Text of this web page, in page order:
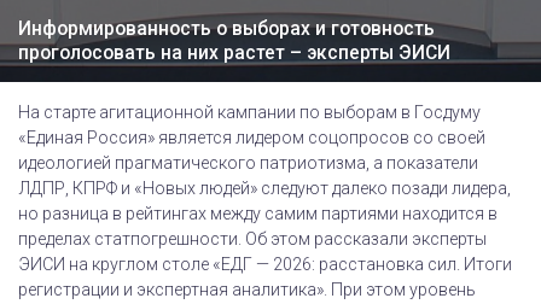
Информированность о выборах и готовность
проголосовать на них растет – эксперты ЭИСИ
На старте агитационной кампании по выборам в Госдуму
«Единая Россия» является лидером соцопросов со своей
идеологией прагматического патриотизма, а показатели
ЛДПР, КПРФ и «Новых людей» следуют далеко позади лидера,
но разница в рейтингах между самим партиями находится в
пределах статпогрешности. Об этом рассказали эксперты
ЭИСИ на круглом столе «ЕДГ — 2026: расстановка сил. Итоги
регистрации и экспертная аналитика». При этом уровень